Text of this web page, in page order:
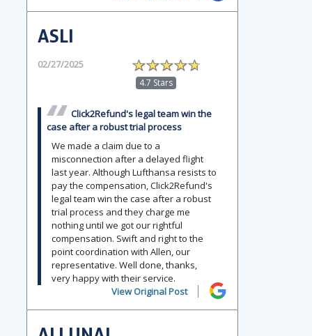
ASLI
02/27/2025
4.7 Stars
Click2Refund's legal team win the
case after a robust trial process
We made a claim due to a
misconnection after a delayed flight
last year. Although Lufthansa resists to
pay the compensation, Click2Refund's
legal team win the case after a robust
trial process and they charge me
nothing until we got our rightful
compensation. Swift and right to the
point coordination with Allen, our
representative. Well done, thanks,
very happy with their service.
View Original Post